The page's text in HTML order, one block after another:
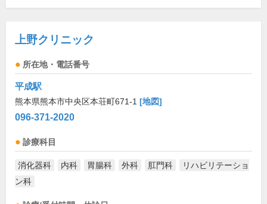
上野クリニック
所在地・電話番号
平成駅
熊本県熊本市中央区本荘町671-1 [地図]
096-371-2020
診療科目
消化器科 内科 胃腸科 外科 肛門科
リハビリテーショ
ン科